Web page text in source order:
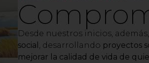
Desde nuestros inicios,
social
, desarrollando proyectos
mejorar la calidad de vida de